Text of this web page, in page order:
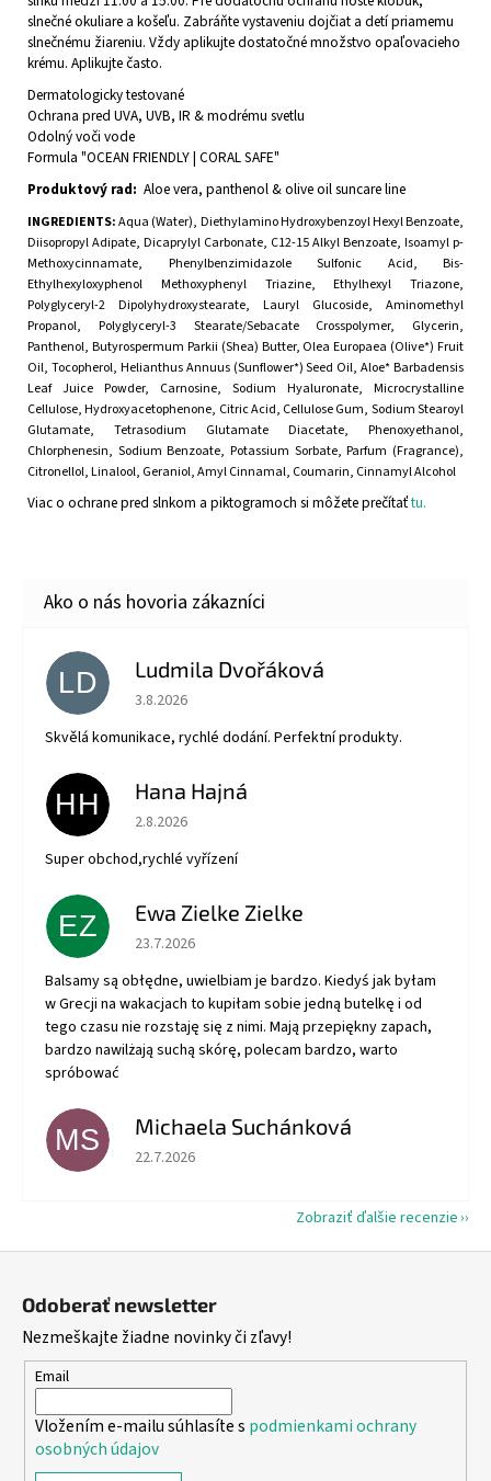
slnečné okuliare a košeľu. Zabráňte vystaveniu dojčiat a detí priamemu
slnečnému žiareniu. Vždy aplikujte dostatočné množstvo opaľovacieho
krému. Aplikujte často.
Dermatologicky testované
Ochrana pred UVA, UVB, IR & modrému svetlu
Odolný voči vode
Formula "OCEAN FRIENDLY | CORAL SAFE"
Produktový rad: Aloe vera, panthenol & olive oil suncare line
INGREDIENTS:Aqua (Water), Diethylamino Hydroxybenzoyl Hexyl Benzoate,
Diisopropyl Adipate, Dicaprylyl Carbonate, C12-15 Alkyl Benzoate, Isoamyl p-
Methoxycinnamate, Phenylbenzimidazole Sulfonic Acid, Bis-
Ethylhexyloxyphenol Methoxyphenyl Triazine, Ethylhexyl Triazone,
Polyglyceryl-2 Dipolyhydroxystearate, Lauryl Glucoside, Aminomethyl
Propanol, Polyglyceryl-3 Stearate/Sebacate Crosspolymer, Glycerin,
Panthenol, Butyrospermum Parkii (Shea) Butter, Olea Europaea (Olive*) Fruit
Oil, Tocopherol, Helianthus Annuus (Sunflower*) Seed Oil, Aloe* Barbadensis
Leaf Juice Powder, Carnosine, Sodium Hyaluronate, Microcrystalline
Cellulose, Hydroxyacetophenone, Citric Acid, Cellulose Gum, Sodium Stearoyl
Glutamate, Tetrasodium Glutamate Diacetate, Phenoxyethanol,
Chlorphenesin, Sodium Benzoate, Potassium Sorbate, Parfum (Fragrance),
Citronellol, Linalool, Geraniol, Amyl Cinnamal, Coumarin, Cinnamyl Alcohol
Viac o ochrane pred slnkom a piktogramoch si môžete prečítaťtu.
LD Ludmila Dvořáková
Hodnotenie obchodu je 5 z 5 hviezdičiek.
3.8.2026
Skvělá komunikace, rychlé dodání. Perfektní produkty.
HH Hana Hajná
Hodnotenie obchodu je 5 z 5 hviezdičiek.
2.8.2026
Super obchod,rychlé vyřízení
EZ Ewa Zielke Zielke
Hodnotenie obchodu je 5 z 5 hviezdičiek.
23.7.2026
Balsamy są obłędne, uwielbiam je bardzo. Kiedyś jak byłam
w Grecji na wakacjach to kupiłam sobie jedną butelkę i od
tego czasu nie rozstaję się z nimi. Mają przepiękny zapach,
bardzo nawilżają suchą skórę, polecam bardzo, warto
spróbować
MS Michaela Suchánková
Hodnotenie obchodu je 5 z 5 hviezdičiek.
22.7.2026
Zobraziť ďalšie recenzie
Odoberať newsletter
Nezmeškajte žiadne novinky či zľavy!
Email
Vložením e-mailu súhlasíte s podmienkami ochrany
osobných údajov